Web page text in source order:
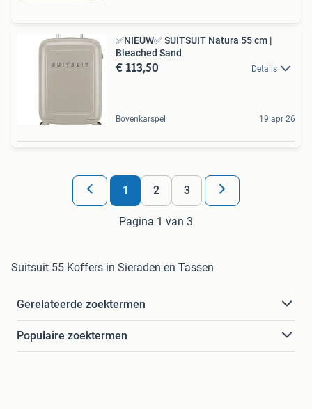
✅NIEUW✅ SUITSUIT Natura 55 cm |
Bleached Sand
€ 113,50 Details
Bovenkarspel 19 apr 26
1 2 3
Pagina 1 van 3
Suitsuit 55 Koffers in Sieraden en Tassen
Gerelateerde zoektermen
Populaire zoektermen